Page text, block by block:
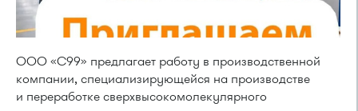
ООО «С99» предлагает работу в производственной
компании, специализирующейся на производстве
и переработке сверхвысокомолекулярного